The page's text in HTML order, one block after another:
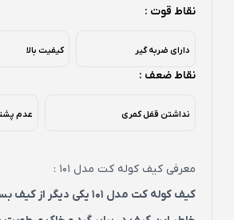
نقاط قوت :
دارای ضربه گیر کیفیت بالا
نقاط ضعف :
نداشتن قفل کمری عدم
معرفی کیف کوله کت مدل 101 :
کیف کوله کت مدل 101